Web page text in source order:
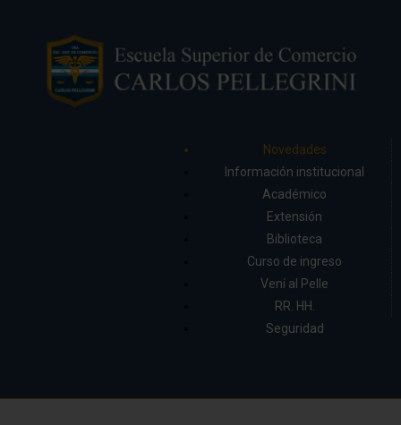
Novedades
Información institucional
Académico
Extensión
Biblioteca
Curso de ingreso
Vení al Pelle
RR. HH.
Seguridad